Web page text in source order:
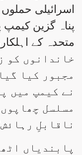
اسرائیلی
پناہ گزین کیمپ
خاندانوں کو
مجبور کیا
نے کیمپ میں
مسلسل
ناقابلِ
پابندیاں